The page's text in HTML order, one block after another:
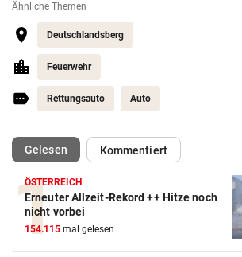
Ähnliche Themen
Deutschlandsberg
Feuerwehr
Rettungsauto Auto
Gelesen(ausgewählt)Kommentiert
ÖSTERREICH
Erneuter Allzeit-Rekord ++ Hitze noch
nicht vorbei
154.115 mal gelesen